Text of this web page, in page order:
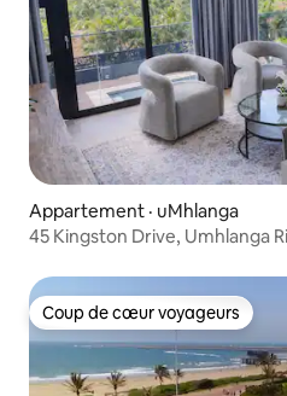
Appartement · uMhlanga
45 Kingston Drive, Umhlanga
Coup de cœur voyageurs
Coup de cœur voyageurs